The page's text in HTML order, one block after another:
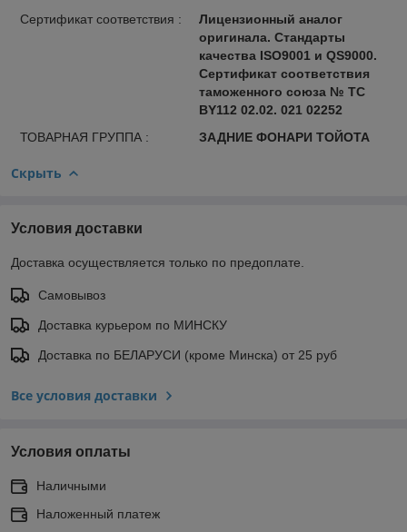
Сертификат соответствия :
Лицензионный аналог
оригинала. Стандарты
качества ISO9001 и QS9000.
Сертификат соответствия
таможенного союза № ТС
BY112 02.02. 021 02252
ТОВАРНАЯ ГРУППА :
ЗАДНИЕ ФОНАРИ ТОЙОТА
Скрыть
Условия доставки
Доставка осуществляется только по предоплате.
Самовывоз
Доставка курьером по МИНСКУ
Доставка по БЕЛАРУСИ (кроме Минска) от 25 руб
Все условия доставки
Условия оплаты
Наличными
Наложенный платеж